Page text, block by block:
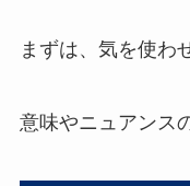
まずは、気を使わ
意味やニュアンス